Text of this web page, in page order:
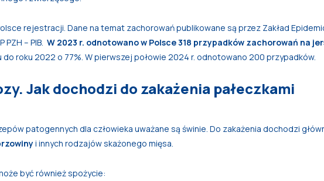
rejestracji. Dane na temat zachorowań publikowane są przez Zakład
– PIB. W 2023 r. odnotowano w Polsce 318 przypadków zachorowań na
roku 2022 o 77%. W pierwszej połowie 2024 r. odnotowano 200 przypadków.
Jak dochodzi do zakażenia pałeczkami
patogennych dla człowieka uważane są świnie. Do zakażenia dochodzi
i innych rodzajów skażonego mięsa.
być również spożycie: